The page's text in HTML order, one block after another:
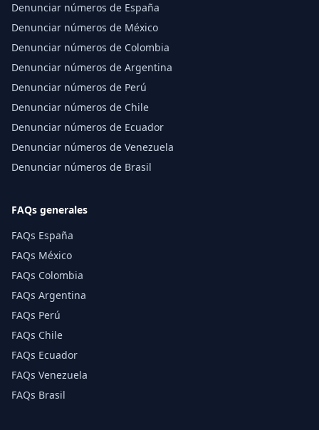
Denunciar números de España
Denunciar números de México
Denunciar números de Colombia
Denunciar números de Argentina
Denunciar números de Perú
Denunciar números de Chile
Denunciar números de Ecuador
Denunciar números de Venezuela
Denunciar números de Brasil
FAQs generales
FAQs España
FAQs México
FAQs Colombia
FAQs Argentina
FAQs Perú
FAQs Chile
FAQs Ecuador
FAQs Venezuela
FAQs Brasil